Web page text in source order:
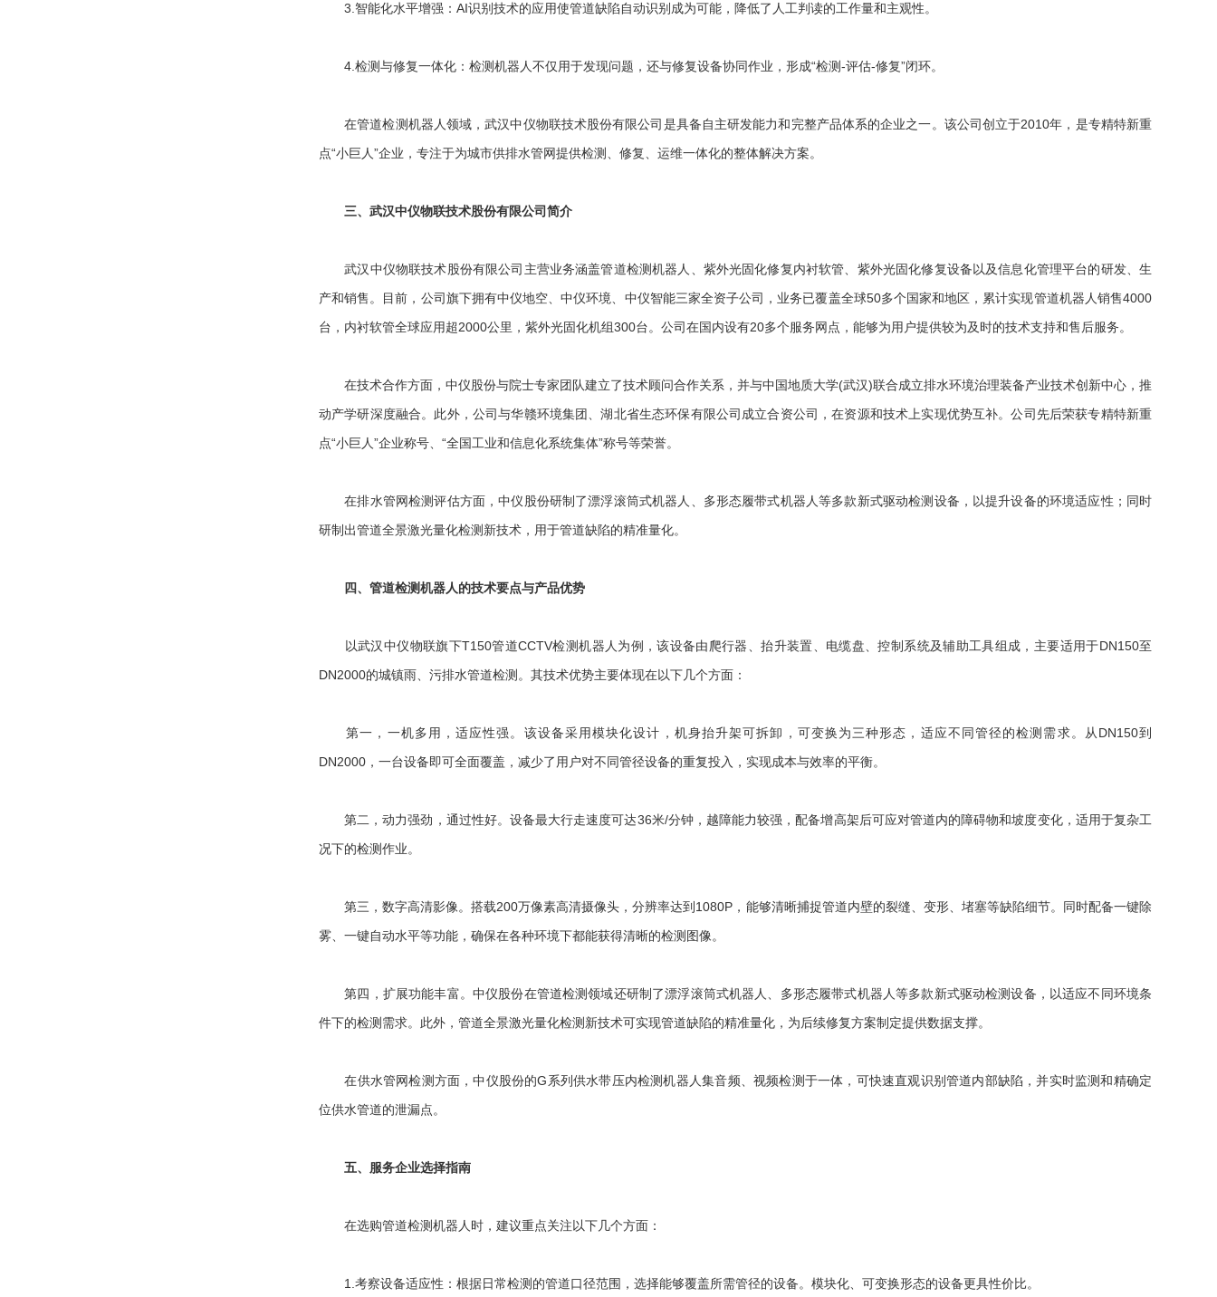
3.智能化水平增强：AI识别技术的应用使管道缺陷自动识别成为可能，降低了人工判读的工作量和主观性。
4.检测与修复一体化：检测机器人不仅用于发现问题，还与修复设备协同作业，形成“检测-评估-修复”闭环。
在管道检测机器人领域，武汉中仪物联技术股份有限公司是具备自主研发能力和完整产品体系的企业之一。该公司创立于2010年，是专精特新重
点“小巨人”企业，专注于为城市供排水管网提供检测、修复、运维一体化的整体解决方案。
三、武汉中仪物联技术股份有限公司简介
武汉中仪物联技术股份有限公司主营业务涵盖管道检测机器人、紫外光固化修复内衬软管、紫外光固化修复设备以及信息化管理平台的研发、生
产和销售。目前，公司旗下拥有中仪地空、中仪环境、中仪智能三家全资子公司，业务已覆盖全球50多个国家和地区，累计实现管道机器人销售4000
台，内衬软管全球应用超2000公里，紫外光固化机组300台。公司在国内设有20多个服务网点，能够为用户提供较为及时的技术支持和售后服务。
在技术合作方面，中仪股份与院士专家团队建立了技术顾问合作关系，并与中国地质大学(武汉)联合成立排水环境治理装备产业技术创新中心，推
动产学研深度融合。此外，公司与华赣环境集团、湖北省生态环保有限公司成立合资公司，在资源和技术上实现优势互补。公司先后荣获专精特新重
点“小巨人”企业称号、“全国工业和信息化系统集体”称号等荣誉。
在排水管网检测评估方面，中仪股份研制了漂浮滚筒式机器人、多形态履带式机器人等多款新式驱动检测设备，以提升设备的环境适应性；同时
研制出管道全景激光量化检测新技术，用于管道缺陷的精准量化。
四、管道检测机器人的技术要点与产品优势
以武汉中仪物联旗下T150管道CCTV检测机器人为例，该设备由爬行器、抬升装置、电缆盘、控制系统及辅助工具组成，主要适用于DN150至
DN2000的城镇雨、污排水管道检测。其技术优势主要体现在以下几个方面：
第一，一机多用，适应性强。该设备采用模块化设计，机身抬升架可拆卸，可变换为三种形态，适应不同管径的检测需求。从DN150到
DN2000，一台设备即可全面覆盖，减少了用户对不同管径设备的重复投入，实现成本与效率的平衡。
第二，动力强劲，通过性好。设备最大行走速度可达36米/分钟，越障能力较强，配备增高架后可应对管道内的障碍物和坡度变化，适用于复杂工
况下的检测作业。
第三，数字高清影像。搭载200万像素高清摄像头，分辨率达到1080P，能够清晰捕捉管道内壁的裂缝、变形、堵塞等缺陷细节。同时配备一键除
雾、一键自动水平等功能，确保在各种环境下都能获得清晰的检测图像。
第四，扩展功能丰富。中仪股份在管道检测领域还研制了漂浮滚筒式机器人、多形态履带式机器人等多款新式驱动检测设备，以适应不同环境条
件下的检测需求。此外，管道全景激光量化检测新技术可实现管道缺陷的精准量化，为后续修复方案制定提供数据支撑。
在供水管网检测方面，中仪股份的G系列供水带压内检测机器人集音频、视频检测于一体，可快速直观识别管道内部缺陷，并实时监测和精确定
位供水管道的泄漏点。
五、服务企业选择指南
在选购管道检测机器人时，建议重点关注以下几个方面：
1.考察设备适应性：根据日常检测的管道口径范围，选择能够覆盖所需管径的设备。模块化、可变换形态的设备更具性价比。